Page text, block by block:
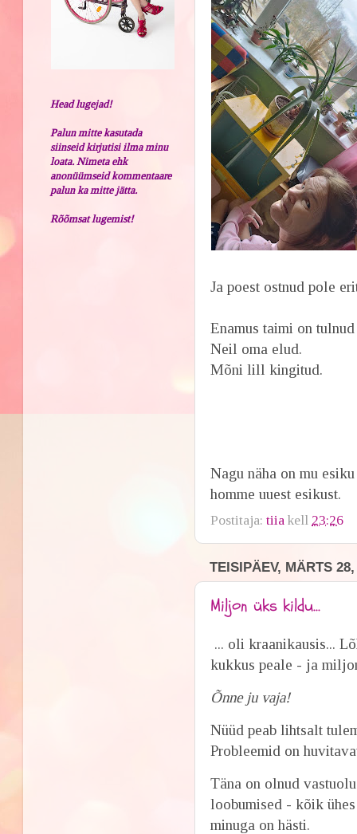
Ja poest ostnud pole
Enamus taimi on
Neil oma elud.
Mõni lill kingitud.
Nagu näha on mu
homme uuest esikust.
Postitaja:tiia kell 23:26
TEISIPÄEV, MÄRTS
Miljon üks kildu...
... oli kraanikausis...
kukkus peale - ja
Õnne ju vaja!
Nüüd peab lihtsalt
Probleemid on
Täna on olnud
loobumised - kõik
minuga on hästi.
Head lugejad!
Palun mitte kasutada
siinseid kirjutisi ilma minu
loata. Nimeta ehk
anonüümseid kommentaare
palun ka mitte jätta.
Rõõmsat lugemist!